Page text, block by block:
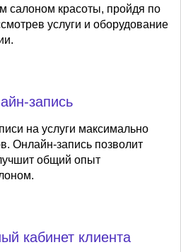
салоном красоты, пройдя по
услуги и оборудование
запись
на услуги максимально
Онлайн-запись позволит
общий опыт
кабинет клиента